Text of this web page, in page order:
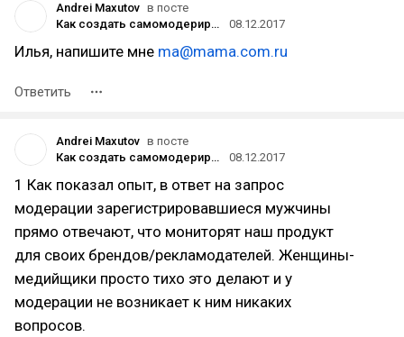
Andrei Maxutov в посте
Как создать самомодерируемое сообщество
08.12.2017
Илья, напишите мне ma@mama.com.ru
Ответить
Andrei Maxutov в посте
Как создать самомодерируемое сообщество
08.12.2017
1 Как показал опыт, в ответ на запрос
модерации зарегистрировавшиеся мужчины
прямо отвечают, что мониторят наш продукт
для своих брендов/рекламодателей. Женщины-
медийщики просто тихо это делают и у
модерации не возникает к ним никаких
вопросов.